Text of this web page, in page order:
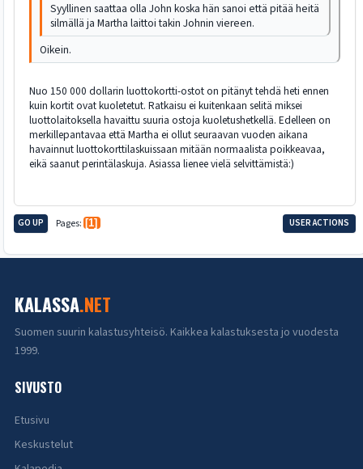
Syyllinen saattaa olla John koska hän sanoi että pitää heitä
silmällä ja Martha laittoi takin Johnin viereen.
Oikein.
Nuo 150 000 dollarin luottokortti-ostot on pitänyt tehdä heti ennen
kuin kortit ovat kuoletetut. Ratkaisu ei kuitenkaan selitä miksei
luottolaitoksella havaittu suuria ostoja kuoletushetkellä. Edelleen on
merkillepantavaa että Martha ei ollut seuraavan vuoden aikana
havainnut luottokorttilaskuissaan mitään normaalista poikkeavaa,
eikä saanut perintälaskuja. Asiassa lienee vielä selvittämistä:)
GO UP Pages 1 USER ACTIONS
KALASSA.NET
Suomen suurin kalastusyhteisö. Kaikkea kalastuksesta jo vuodesta
1999.
SIVUSTO
Etusivu
Keskustelut